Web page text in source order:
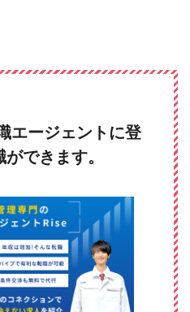
エージェントに登
できます。